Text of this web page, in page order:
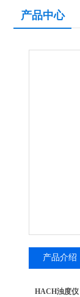
产品中心
产品介绍
HACH浊度仪